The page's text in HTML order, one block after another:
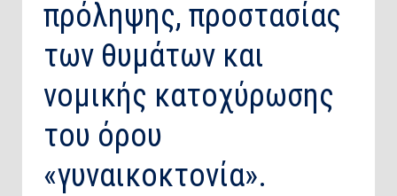
πρόληψης, προστασίας
των θυμάτων και
νομικής κατοχύρωσης
του όρου
«γυναικοκτονία».